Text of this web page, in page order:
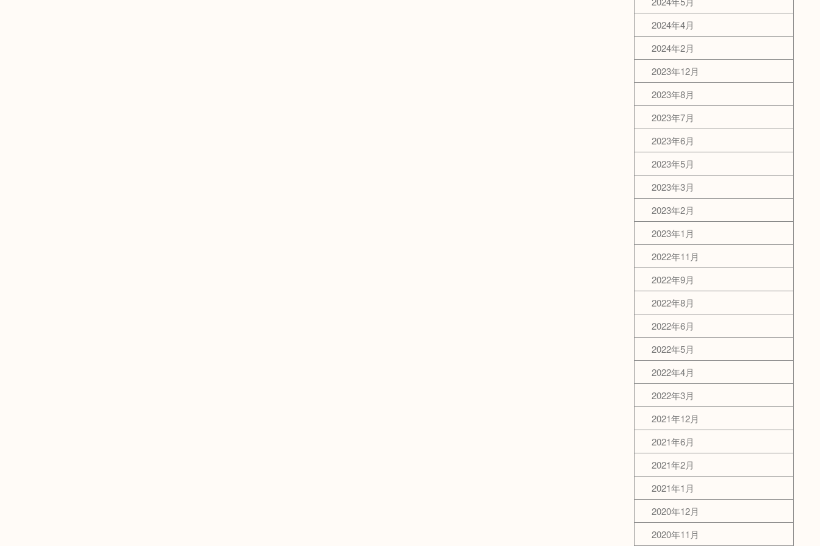
2024年4月
2024年2月
2023年12月
2023年8月
2023年7月
2023年6月
2023年5月
2023年3月
2023年2月
2023年1月
2022年11月
2022年9月
2022年8月
2022年6月
2022年5月
2022年4月
2022年3月
2021年12月
2021年6月
2021年2月
2021年1月
2020年12月
2020年11月